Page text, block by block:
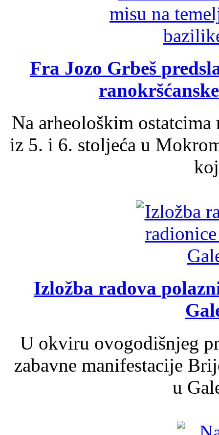
Fra Jozo Grbeš
Na arheološkim
iz 5. i 6. stoljeća u
Izložba radova
U okviru ovogodišnjeg
zabavne manifestacije
u